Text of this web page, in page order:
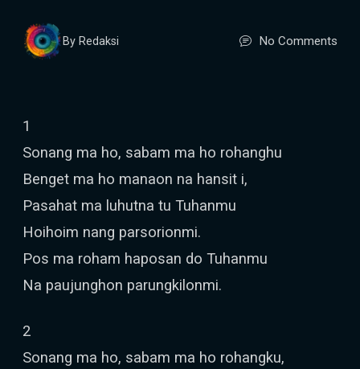
By Redaksi No Comments
1
Sonang ma ho, sabam ma ho rohanghu
Benget ma ho manaon na hansit i,
Pasahat ma luhutna tu Tuhanmu
Hoihoim nang parsorionmi.
Pos ma roham haposan do Tuhanmu
Na paujunghon parungkilonmi.
2
Sonang ma ho, sabam ma ho rohangku,